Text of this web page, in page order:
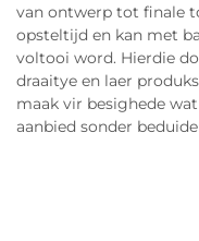
van ontwerp tot finale
opsteltijd en kan met
voltooi word. Hierdie
draaitye en laer
maak vir besighede
aanbied sonder